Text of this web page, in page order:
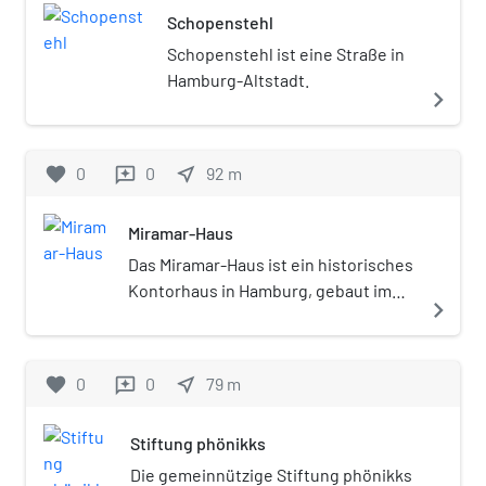
sich in der Schule, Ausbildung oder Studium
befinden bzw. Orientierung beim
Berufseinstieg suchen.
Schopenstehl
Schopenstehl ist eine Straße in
Hamburg-Altstadt.
navigate_next
favorite 0 reviews 0 near_me 92 m
Miramar-Haus
Das Miramar-Haus ist ein historisches
Kontorhaus in Hamburg, gebaut im
1920er Jahre. Es liegt an der Ecke
Hamburg-Altstadt. Das Haus steht
29138).
navigate_next
favorite 0 reviews 0 near_me 79 m
Stiftung phönikks
Die gemeinnützige Stiftung phönikks